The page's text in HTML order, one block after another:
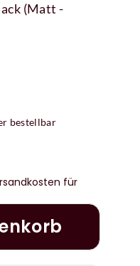
(Matt -
bestellbar
für